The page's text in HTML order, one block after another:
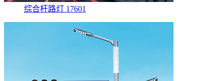
综合杆路灯 17601